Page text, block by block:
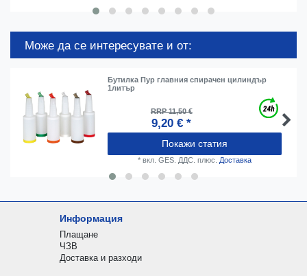
Може да се интересувате и от:
Бутилка Пур главния спирачен цилиндър
1литър
RRP 11,50 €
9,20 € *
Покажи статия
* вкл. GES. ДДС. плюс. Доставка
Информация
Плащане
ЧЗВ
Доставка и разходи